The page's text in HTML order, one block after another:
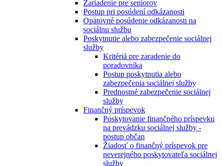
Zariadenie pre seniorov
Postup pri posúdení odkázanosti
Opätovné posúdenie odkázanosti na
sociálnu službu
Poskytnutie alebo zabezpečenie sociálnej
služby
Kritériá pre zaradenie do
poradovníka
Postup poskytnutia alebo
zabezpečenia sociálnej služby
Prednostné zabezpečenie sociálnej
služby
Finančný príspevok
Poskytovanie finančného príspevku
na prevádzku sociálnej služby -
postup občan
Žiadosť o finančný príspevok pre
neverejného poskytovateľa sociálnej
služby